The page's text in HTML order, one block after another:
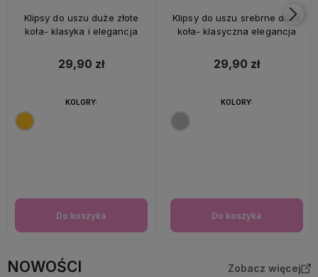
Klipsy do uszu duże złote
koła- klasyka i elegancja
29,90 zł
Do koszyka
KOLORY:
Klipsy do uszu srebrne duże
koła- klasyczna elegancja
29,90 zł
Do koszyka
KOLORY:
NOWOŚCI Zobacz więcej